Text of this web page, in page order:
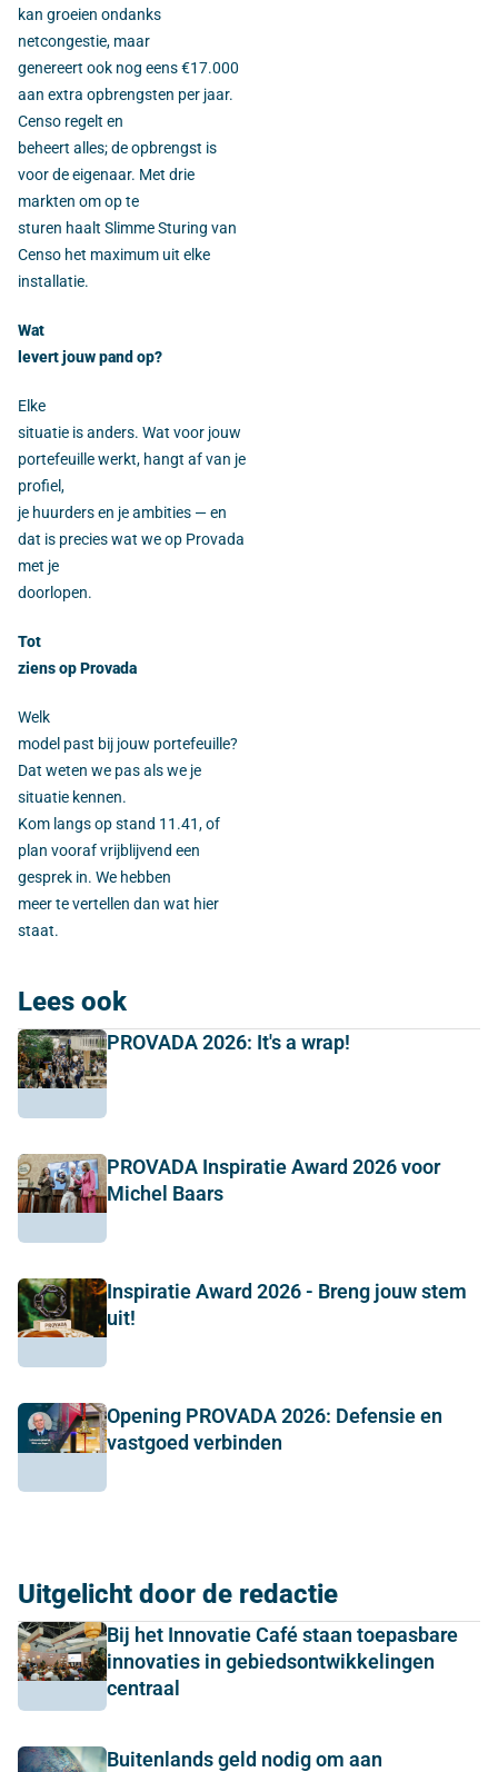
kan groeien ondanks
netcongestie, maar
genereert ook nog eens €17.000
aan extra opbrengsten per jaar.
Censo regelt en
beheert alles; de opbrengst is
voor de eigenaar. Met drie
markten om op te
sturen haalt Slimme Sturing van
Censo het maximum uit elke
installatie.
Wat
levert jouw pand op?
Elke
situatie is anders. Wat voor jouw
portefeuille werkt, hangt af van je
profiel,
je huurders en je ambities — en
dat is precies wat we op Provada
met je
doorlopen.
Tot
ziens op Provada
Welk
model past bij jouw portefeuille?
Dat weten we pas als we je
situatie kennen.
Kom langs op stand 11.41, of
plan vooraf vrijblijvend een
gesprek in. We hebben
meer te vertellen dan wat hier
staat.
Lees ook
PROVADA 2026: It's a wrap!
PROVADA Inspiratie Award 2026 voor
Michel Baars
Inspiratie Award 2026 - Breng jouw stem
uit!
Opening PROVADA 2026: Defensie en
vastgoed verbinden
Uitgelicht door de redactie
Bij het Innovatie Café staan toepasbare
innovaties in gebiedsontwikkelingen
centraal
Buitenlands geld nodig om aan